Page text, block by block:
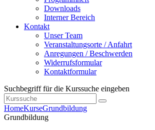
Downloads
Interner Bereich
Kontakt
Unser Team
Veranstaltungsorte / Anfahrt
Anregungen / Beschwerden
Widerrufsformular
Kontaktformular
Suchbegriff für die Kurssuche eingeben
HomeKurseGrundbildung
Grundbildung